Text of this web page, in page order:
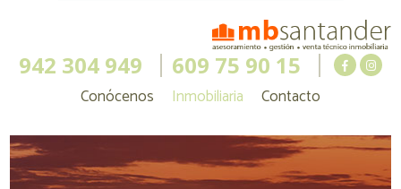
942 304 949 609 75 90 15
Conócenos Inmobiliaria Contacto